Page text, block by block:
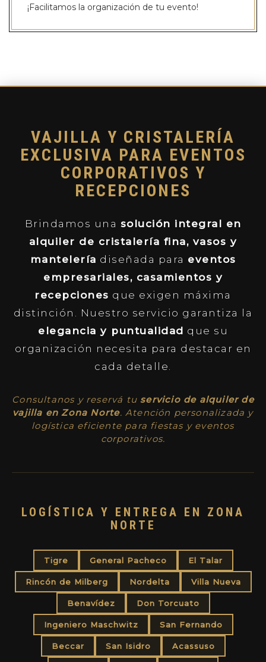
¡Facilitamos la organización de tu evento!
VAJILLA Y CRISTALERÍA
EXCLUSIVA PARA EVENTOS
CORPORATIVOS Y
RECEPCIONES
Brindamos una solución integral en
alquiler de cristalería fina, vasos y
mantelería diseñada para eventos
empresariales, casamientos y
recepciones que exigen máxima
distinción. Nuestro servicio garantiza la
elegancia y puntualidad que su
organización necesita para destacar en
cada detalle.
Consultanos y reservá tuservicio de alquiler de
vajilla en Zona Norte. Atención personalizada y
logística eficiente para fiestas y eventos
corporativos.
LOGÍSTICA Y ENTREGA EN ZONA
NORTE
Tigre General Pacheco El Talar
Rincón de Milberg Nordelta Villa Nueva
Benavídez Don Torcuato
Ingeniero Maschwitz San Fernando
Beccar San Isidro Acassuso